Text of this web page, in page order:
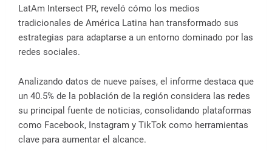
LatAm Intersect PR, reveló cómo los medios
tradicionales de América Latina han transformado sus
estrategias para adaptarse a un entorno dominado por las
redes sociales.
Analizando datos de nueve países, el informe destaca que
un 40.5% de la población de la región considera las redes
su principal fuente de noticias, consolidando plataformas
como Facebook, Instagram y TikTok como herramientas
clave para aumentar el alcance.